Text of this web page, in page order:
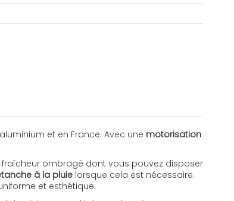
et en France. Avec une motorisation
ombragé dont vous pouvez disposer
à la pluie lorsque cela est nécessaire.
et esthétique.